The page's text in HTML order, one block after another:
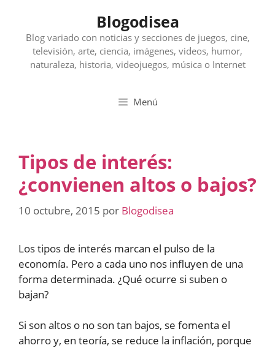
contenido
Blogodisea
Blog variado con noticias y secciones de juegos, cine,
televisión, arte, ciencia, imágenes, videos, humor,
naturaleza, historia, videojuegos, música o Internet
Menú
Tipos de interés:
¿convienen altos o bajos?
10 octubre, 2015 por Blogodisea
Los tipos de interés marcan el pulso de la
economía. Pero a cada uno nos influyen de una
forma determinada. ¿Qué ocurre si suben o
bajan?
Si son altos o no son tan bajos, se fomenta el
ahorro y, en teoría, se reduce la inflación, porque